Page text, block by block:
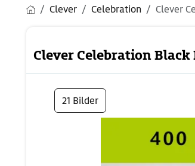
Clever Celebration Clever
Clever Celebration
21 Bilder